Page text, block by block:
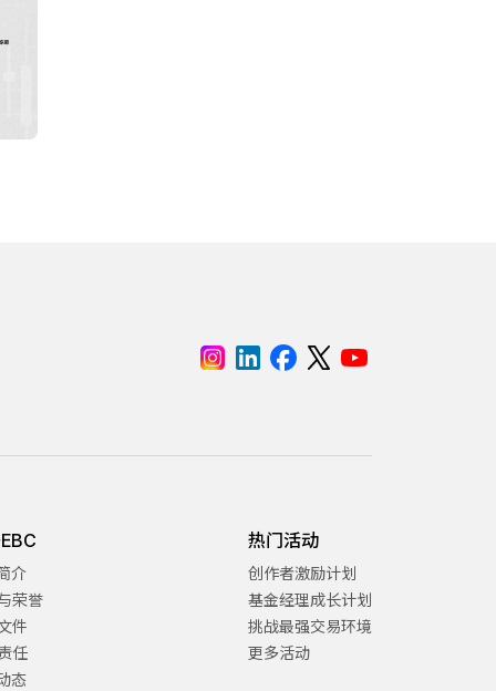
介
荣誉
件
任
态
热门活动
创作者激励计划
基金经理成长计划
挑战最强交易环境
更多活动